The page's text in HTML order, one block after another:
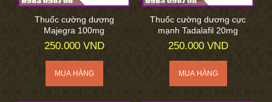
Thuốc cường dương
Majegra 100mg
250.000 VND
Thuốc cường dương cực
mạnh Tadalafil 20mg
250.000 VND